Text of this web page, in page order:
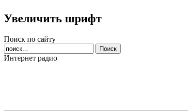
Увеличить шрифт
Поиск по сайту
Интернет радио